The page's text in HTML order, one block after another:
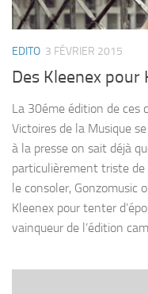
EDITO 3 FÉVRIER 2015
Des Kleenex pour
La 30éme édition de ces
Victoires de la Musique
à la presse on sait déjà
particulièrement triste de
le consoler, Gonzomusic
Kleenex pour tenter
vainqueur de l’édition